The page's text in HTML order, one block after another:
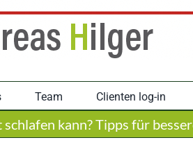
Team Clienten log-in
kann? Tipps für